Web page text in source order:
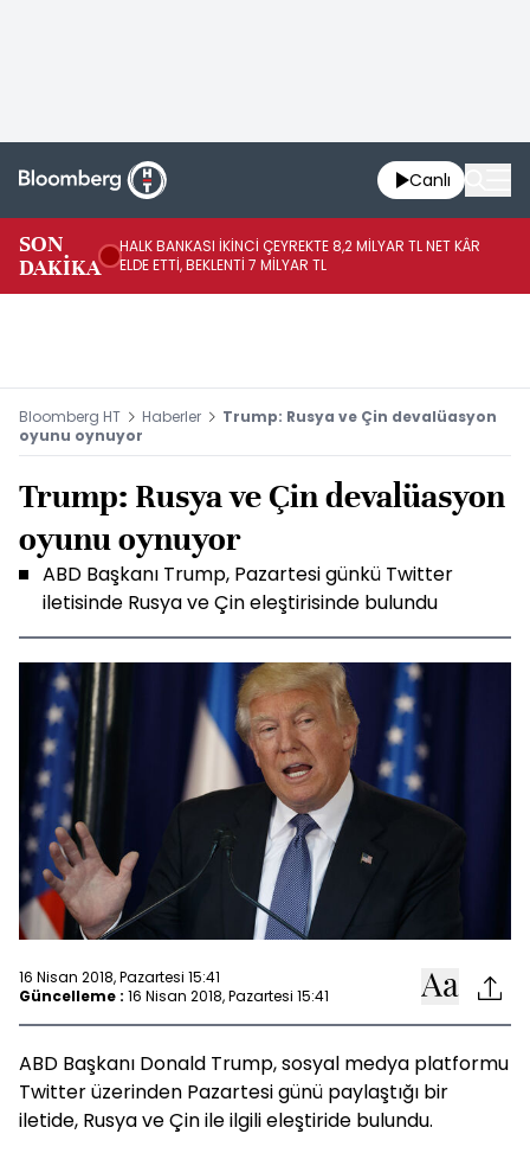
Canlı
SON
DAKİKA
HALK BANKASI İKİNCİ ÇEYREKTE 8,2 MİLYAR TL NET KÂR
ELDE ETTİ, BEKLENTİ 7 MİLYAR TL
Bloomberg HT Haberler
Trump: Rusya ve Çin devalüasyon
oyunu oynuyor
Trump: Rusya ve Çin devalüasyon
oyunu oynuyor
ABD Başkanı Trump, Pazartesi günkü Twitter
iletisinde Rusya ve Çin eleştirisinde bulundu
16 Nisan 2018, Pazartesi 15:41
Güncelleme : 16 Nisan 2018, Pazartesi 15:41
ABD Başkanı Donald Trump, sosyal medya platformu
Twitter üzerinden Pazartesi günü paylaştığı bir
iletide, Rusya ve Çin ile ilgili eleştiride bulundu.